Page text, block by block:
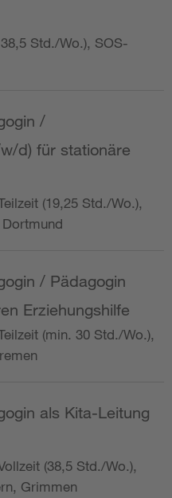
Std./Wo.), SOS-
/
d) für stationäre
(19,25 Std./Wo.),
/ Pädagogin
Erziehungshilfe
(min. 30 Std./Wo.),
als Kita-Leitung
(38,5 Std./Wo.),
Grimmen